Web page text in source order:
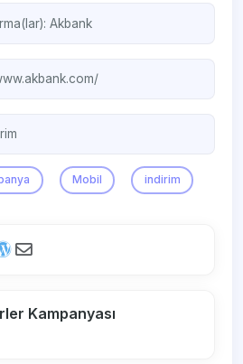
Akbank
Mobil indirim
Kampanyası